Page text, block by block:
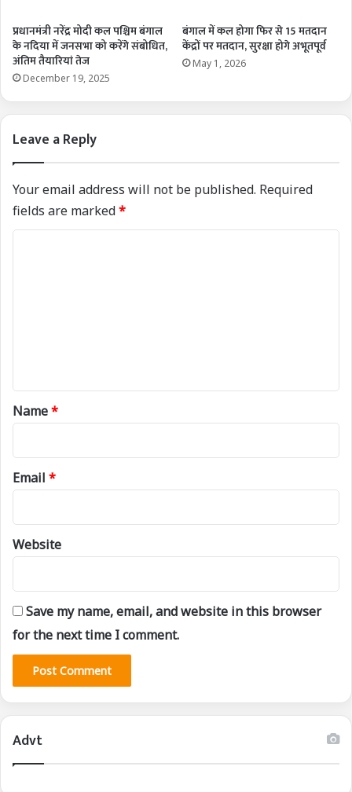
प्रधानमंत्री नरेंद्र मोदी कल पश्चिम बंगाल
के नदिया में जनसभा को करेंगे संबोधित,
अंतिम तैयारियां तेज
December 19, 2025
बंगाल में कल होगा फिर से 15 मतदान
केंद्रों पर मतदान, सुरक्षा होगे अभूतपूर्व
May 1, 2026
Leave a Reply
Your email address will not be published. Required
fields are marked*
*
Name*
Email *
Website
Save my name, email, and website in this browser
for the next time I comment.
Advt